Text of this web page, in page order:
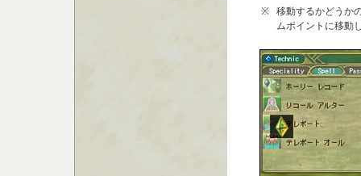
※
移動するかどうか
ムポイントに移動